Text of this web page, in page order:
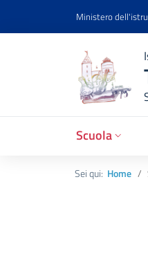
Ministero
Scuola
Sei qui: Home